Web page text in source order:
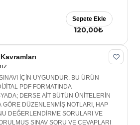
120,00₺
Sepete Ekle
İÇİN UYGUNDUR. BU ÜRÜN
PDF FORMATINDA
DERSE AİT BÜTÜN ÜNİTELERİN
GÖRE DÜZENLENMİŞ NOTLARI, HAP
DEĞERLENDİRME SORULARI VE
SINAV SORU VE CEVAPLARI